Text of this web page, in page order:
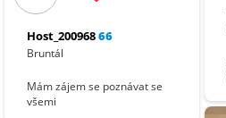
Host_20096866
Bruntál
Mám zájem se poznávat se
všemi